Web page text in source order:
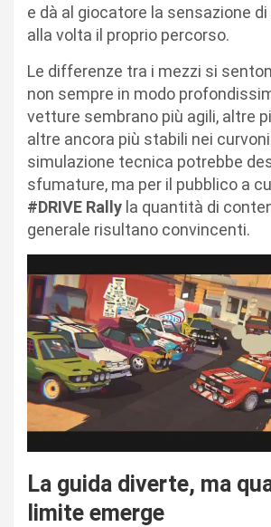
e dà al giocatore la sensazione
alla volta il proprio percorso.
Le differenze tra i mezzi si
non sempre in modo
vetture sembrano più agili, altre
altre ancora più stabili nei
simulazione tecnica potrebbe
sfumature, ma per il pubblico a
#DRIVE Rally la quantità di
generale risultano convincenti.
La guida diverte, ma
limite emerge